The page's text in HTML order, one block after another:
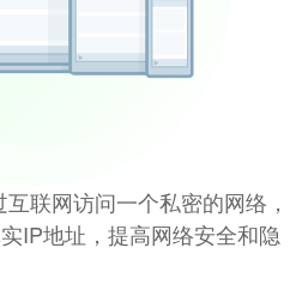
联网访问一个私密的网络，
IP地址，提高网络安全和隐